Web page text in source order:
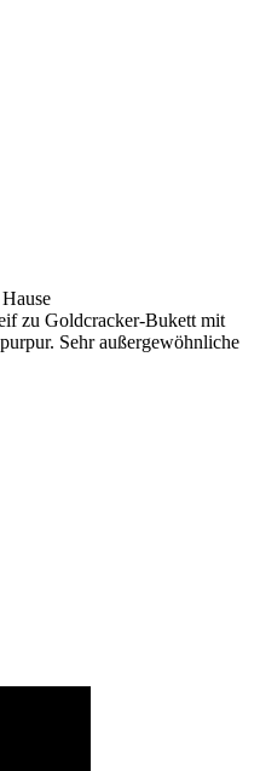
zu Goldcracker-Bukett mit
Sehr außergewöhnliche